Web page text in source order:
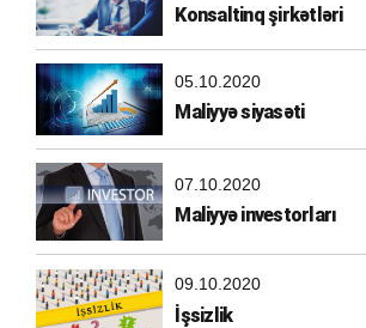
Konsaltinq şirkətləri
05.10.2020
Maliyyə siyasəti
07.10.2020
Maliyyə investorları
09.10.2020
İşsizlik